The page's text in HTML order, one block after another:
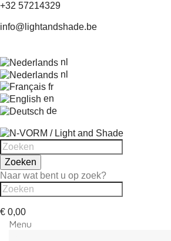
+32 57214329
info@lightandshade.be
nl
nl
fr
en
de
Zoeken
Naar wat bent u op zoek?
€ 0,00
Menu